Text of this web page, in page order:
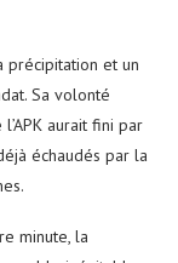
précipitation et un
Sa volonté
aurait fini par
échaudés par la
minute, la